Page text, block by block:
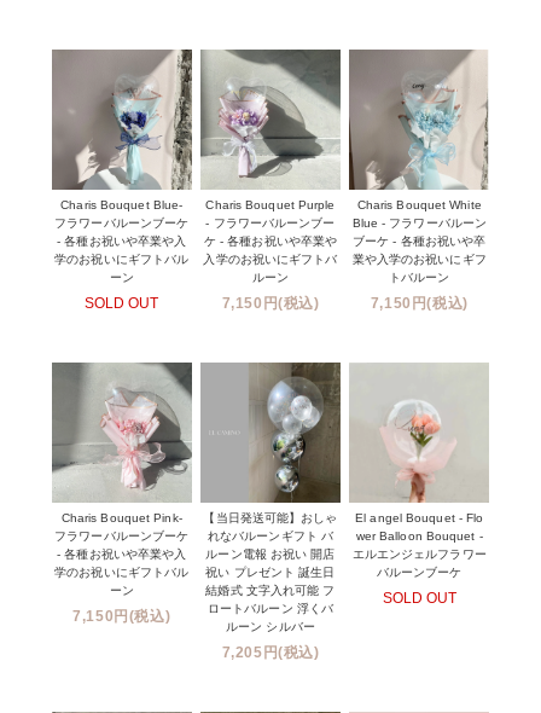
Charis Bouquet Blue-
フラワーバルーンブーケ
- 各種お祝いや卒業や入
学のお祝いにギフトバル
ーン
SOLD OUT
Charis Bouquet Purple
- フラワーバルーンブー
ケ - 各種お祝いや卒業や
入学のお祝いにギフトバ
ルーン
7,150円(税込)
Charis Bouquet White
Blue - フラワーバルーン
ブーケ - 各種お祝いや卒
業や入学のお祝いにギフ
トバルーン
7,150円(税込)
Charis Bouquet Pink-
フラワーバルーンブーケ
- 各種お祝いや卒業や入
学のお祝いにギフトバル
ーン
7,150円(税込)
【当日発送可能】おしゃ
れなバルーンギフト バ
ルーン電報 お祝い 開店
祝い プレゼント 誕生日
結婚式 文字入れ可能 フ
ロートバルーン 浮くバ
ルーン シルバー
7,205円(税込)
El angel Bouquet - Flo
wer Balloon Bouquet -
エルエンジェルフラワー
バルーンブーケ
SOLD OUT